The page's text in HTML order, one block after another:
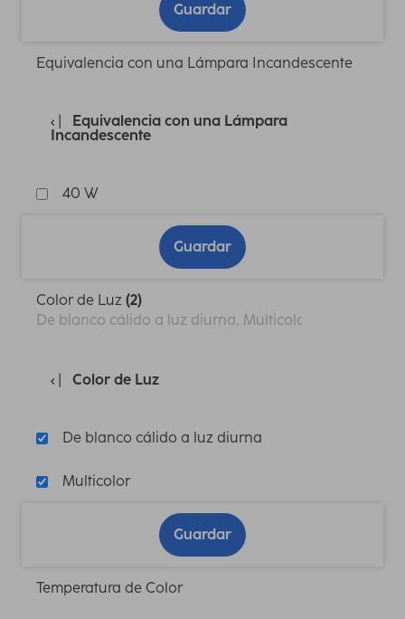
Guardar
Equivalencia con una Lámpara Incandescente
Equivalencia con una Lámpara
Incandescente
40 W
Guardar
Color de Luz (2)
De blanco cálido a luz diurna, Multicolor
Color de Luz
De blanco cálido a luz diurna
Multicolor
Guardar
Temperatura de Color